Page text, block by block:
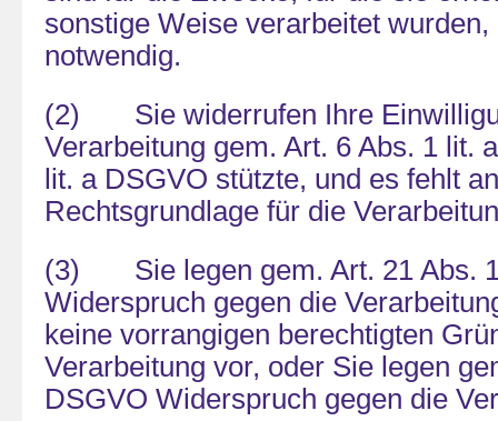
sonstige Weise verarbeitet
notwendig.
(2) Sie widerrufen Ihre
Verarbeitung gem. Art. 6 Abs. 1 lit.
lit. a DSGVO stützte, und es fehlt
Rechtsgrundlage für die
(3) Sie legen gem. Art. 21 Abs.
Widerspruch gegen die
keine vorrangigen berechtigten
Verarbeitung vor, oder Sie legen
DSGVO Widerspruch gegen die